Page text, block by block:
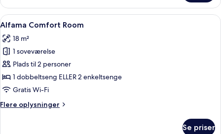
Standard
Room
Indlæs
alle
billeder
af
Alfama
Comfort
Room
Et hotelværelse med seng,
5
Alfama Comfort Room
18 m²
1 soveværelse
Plads til 2 personer
1 dobbeltseng ELLER 2 enkeltsenge
Gratis Wi-Fi
Flere oplysninger
Flere
Se priser